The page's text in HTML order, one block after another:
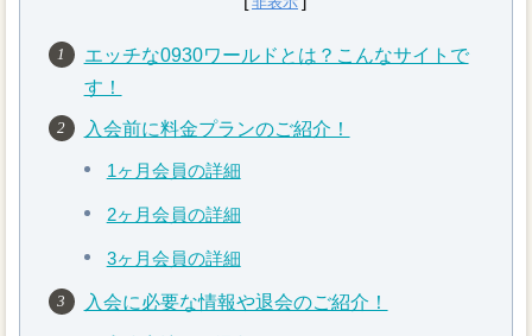
エッチな0930ワールドとは？こんなサイトで
す！
入会前に料金プランのご紹介！
1ヶ月会員の詳細
2ヶ月会員の詳細
3ヶ月会員の詳細
入会に必要な情報や退会のご紹介！